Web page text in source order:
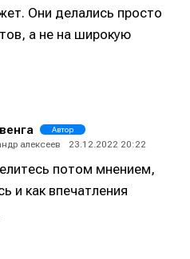
Они делались просто
а не на широкую
Автор
алексеев 23.12.2022 20:22
потом мнением,
и как впечатления